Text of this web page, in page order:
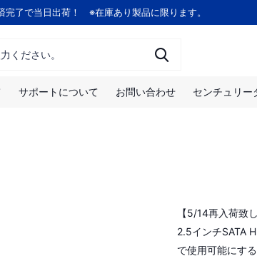
完了で当日出荷！ ※在庫あり製品に限ります。
サポートについて お問い合わせ センチュリー
【5/14再入荷致
2.5インチSATA
で使用可能にす